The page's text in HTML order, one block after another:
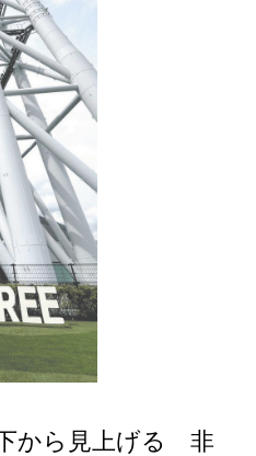
から見上げる 非